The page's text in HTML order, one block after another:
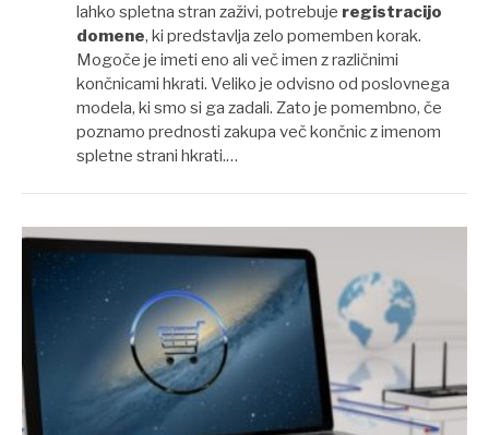
lahko spletna stran zaživi, potrebuje registracijo
domene, ki predstavlja zelo pomemben korak.
Mogoče je imeti eno ali več imen z različnimi
končnicami hkrati. Veliko je odvisno od poslovnega
modela, ki smo si ga zadali. Zato je pomembno, če
poznamo prednosti zakupa več končnic z imenom
spletne strani hkrati.…